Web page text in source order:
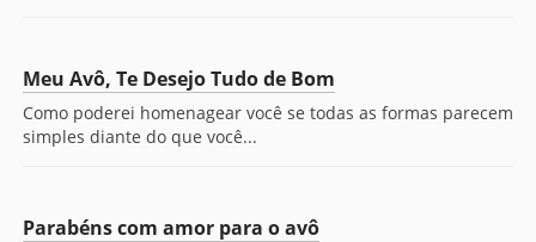
Meu Avô, Te Desejo Tudo de Bom
Como poderei homenagear você se todas as formas parecem
simples diante do que você...
Parabéns com amor para o avô